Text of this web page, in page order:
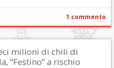
1 commento
milioni di chili di
“Festino” a rischio